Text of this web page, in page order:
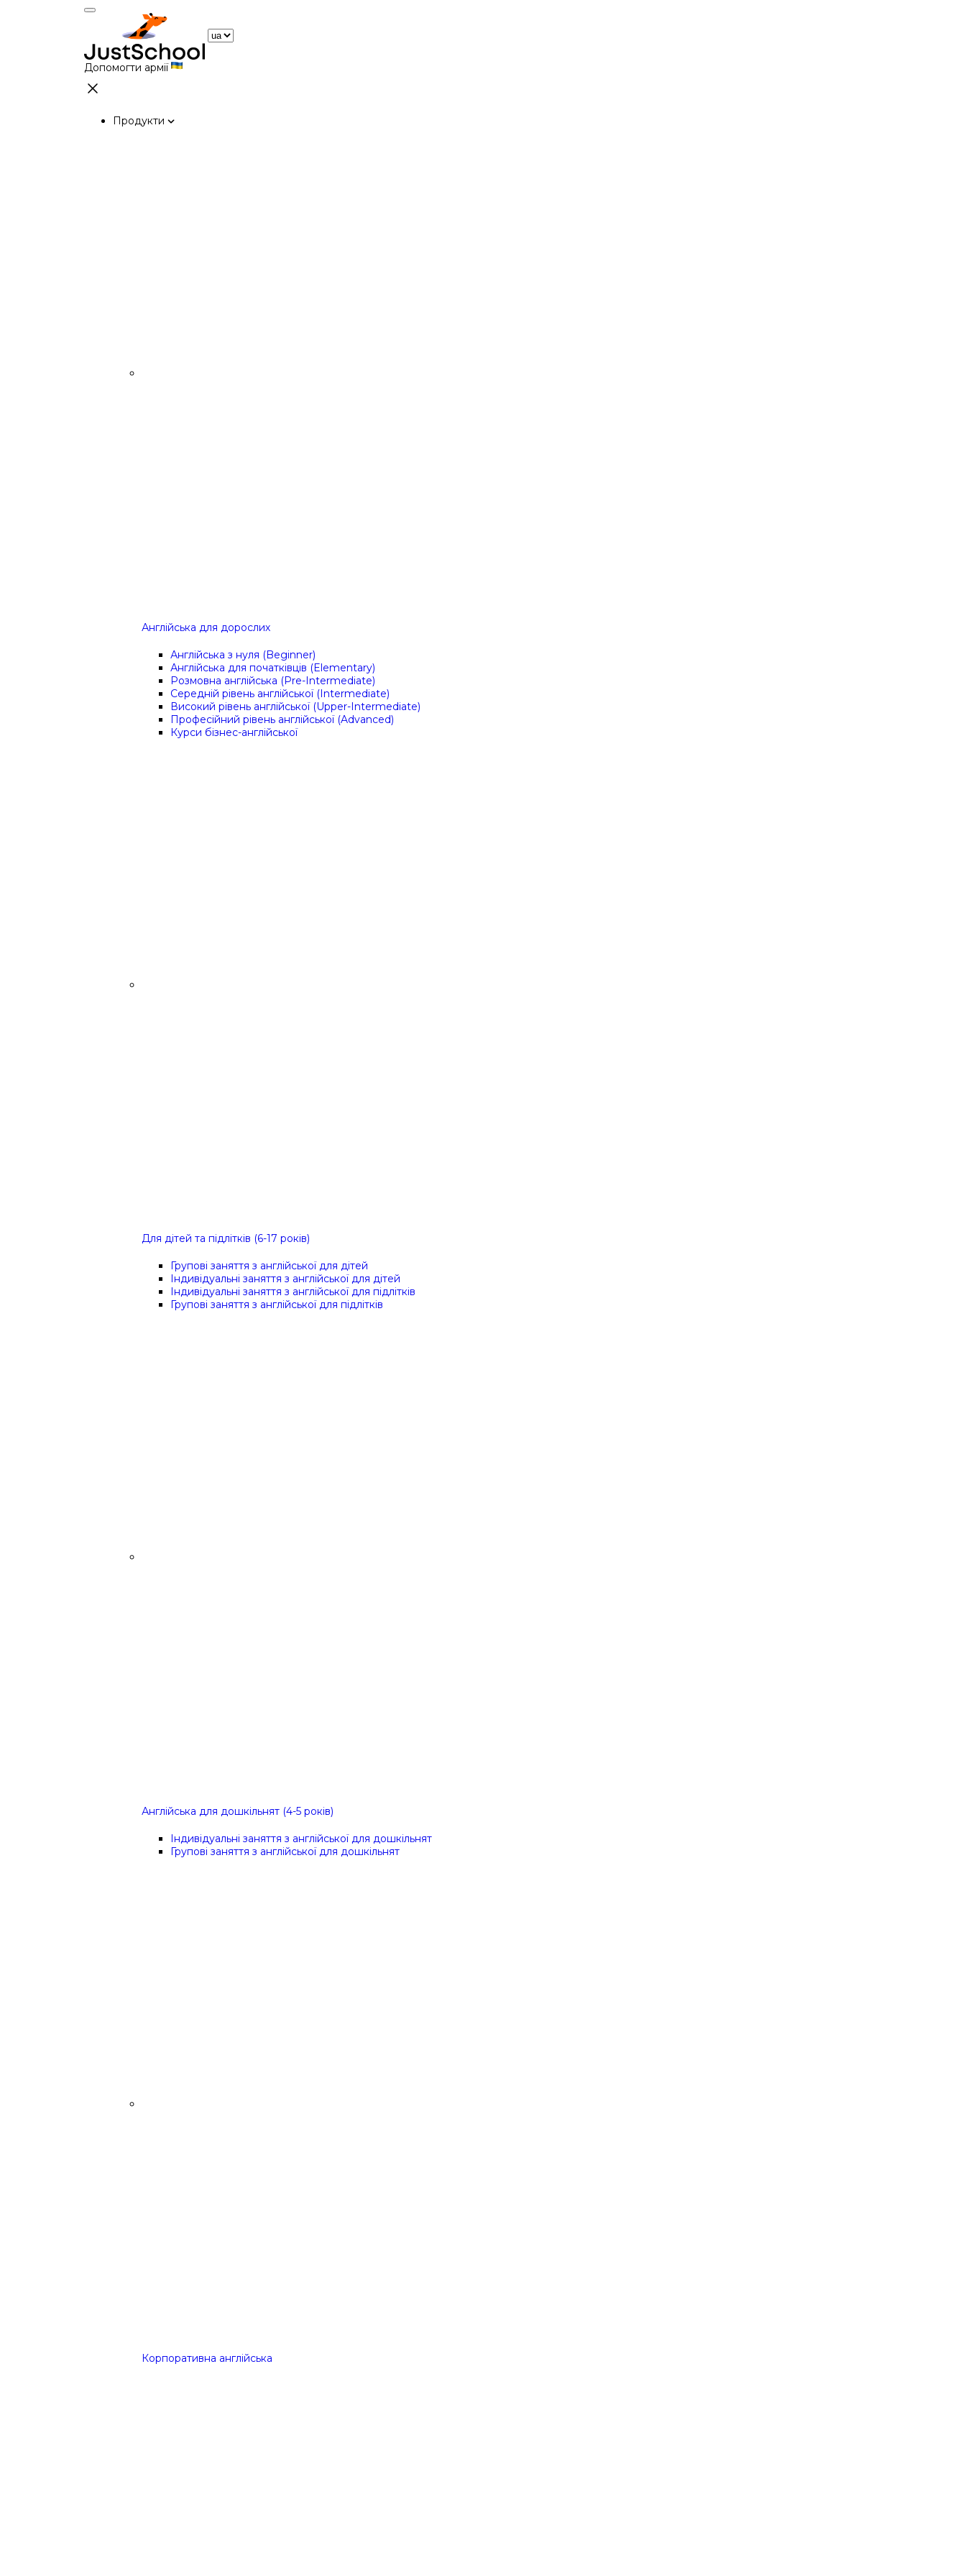
Допомогти армії
Продукти
Англійська для дорослих
Англійська з нуля (Beginner)
Англійська для початківців (Elementary)
Розмовна англійська (Pre-Intermediate)
Середній рівень англійської (Intermediate)
Високий рівень англійської (Upper-Intermediate)
Професійний рівень англійської (Advanced)
Курси бізнес-англійської
Для дітей та підлітків (6-17 років)
Групові заняття з англійської для дітей
Індивідуальні заняття з англійської для дітей
Індивідуальні заняття з англійської для підлітків
Групові заняття з англійської для підлітків
Англійська для дошкільнят (4-5 років)
Індивідуальні заняття з англійської для дошкільнят
Групові заняття з англійської для дошкільнят
Корпоративна англійська